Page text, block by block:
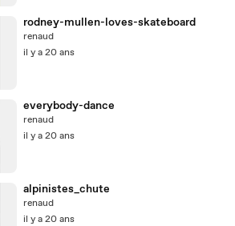
rodney-mullen-loves-skateboard
renaud
il y a 20 ans
everybody-dance
renaud
il y a 20 ans
alpinistes_chute
renaud
il y a 20 ans